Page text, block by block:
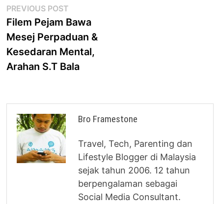
Post
navigation
PREVIOUS POST
post:
Filem Pejam Bawa
Mesej Perpaduan &
Kesedaran Mental,
Arahan S.T Bala
Bro Framestone
Travel, Tech, Parenting dan
Lifestyle Blogger di Malaysia
sejak tahun 2006. 12 tahun
berpengalaman sebagai
Social Media Consultant.